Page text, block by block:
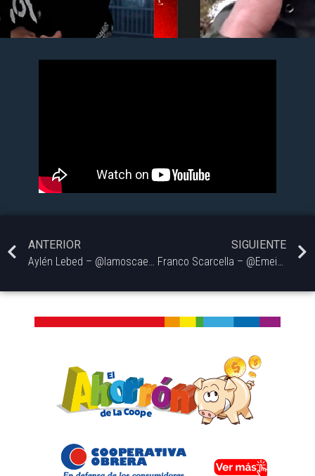
ANTERIOR
SIGUIENTE
Franco Scarcella – @Emeindumentaria.ar | #Bastardos – 04/09.